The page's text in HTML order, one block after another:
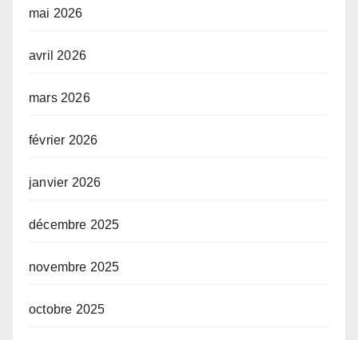
mai 2026
avril 2026
mars 2026
février 2026
janvier 2026
décembre 2025
novembre 2025
octobre 2025